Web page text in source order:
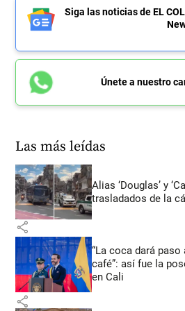
Siga las noticias de EL
Únete a nuestro
Las más leídas
Alias ‘Douglas’ y
trasladados de la
share
“La coca dará
café”: así fue la
en Cali
share